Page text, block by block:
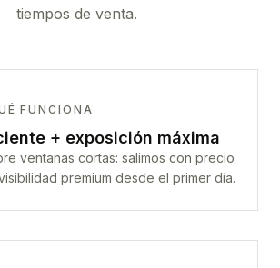
tiempos de venta.
FUNCIONA
+ exposición máxima
ventanas cortas: salimos con precio
premium desde el primer día.